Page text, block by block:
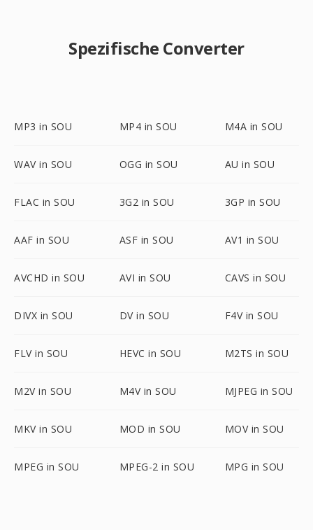
Spezifische Converter
MP3 in SOU MP4 in SOU M4A in SOU
WAV in SOU OGG in SOU AU in SOU
FLAC in SOU 3G2 in SOU 3GP in SOU
AAF in SOU ASF in SOU AV1 in SOU
AVCHD in SOU AVI in SOU CAVS in SOU
DIVX in SOU DV in SOU F4V in SOU
FLV in SOU HEVC in SOU M2TS in SOU
M2V in SOU M4V in SOU MJPEG in SOU
MKV in SOU MOD in SOU MOV in SOU
MPEG in SOU MPEG-2 in SOU MPG in SOU